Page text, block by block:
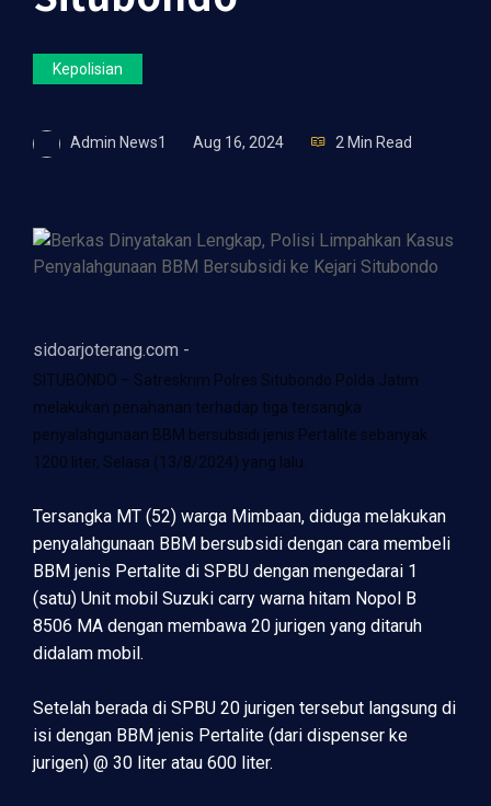
Kepolisian
Admin News1 Aug 16, 2024 2 Min Read
sidoarjoterang.com -
SITUBONDO – Satreskrim Polres Situbondo Polda Jatim
melakukan penahanan terhadap tiga tersangka
penyalahgunaan BBM bersubsidi jenis Pertalite sebanyak
1200 liter, Selasa (13/8/2024) yang lalu.
Tersangka MT (52) warga Mimbaan, diduga melakukan
penyalahgunaan BBM bersubsidi dengan cara membeli
BBM jenis Pertalite di SPBU dengan mengedarai 1
(satu) Unit mobil Suzuki carry warna hitam Nopol B
8506 MA dengan membawa 20 jurigen yang ditaruh
didalam mobil.
Setelah berada di SPBU 20 jurigen tersebut langsung di
isi dengan BBM jenis Pertalite (dari dispenser ke
jurigen) @ 30 liter atau 600 liter.